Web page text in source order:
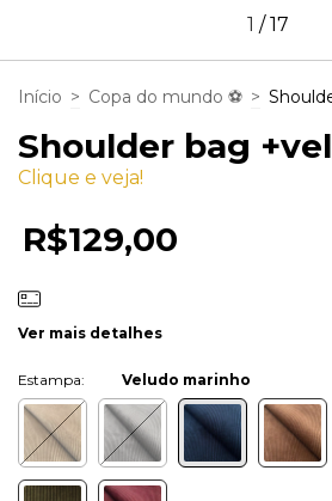
1 /17
Início > Copa do mundo ⚽ >
Shoulder bag
Clique e veja!
R$129,00
Ver mais detalhes
Veludo marinho